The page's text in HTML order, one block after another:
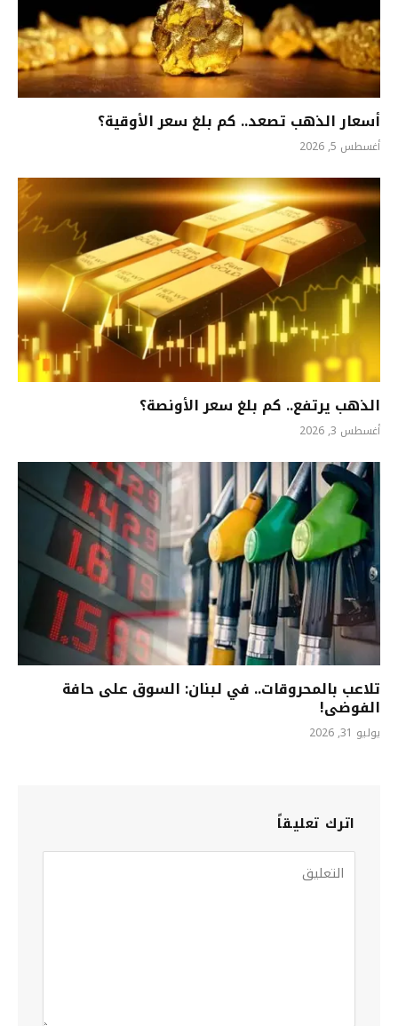
أسعار الذهب تصعد.. كم بلغ سعر الأوقية؟
أغسطس 5, 2026
الذهب يرتفع.. كم بلغ سعر الأونصة؟
أغسطس 3, 2026
تلاعب بالمحروقات.. في لبنان: السوق على حافة
الفوضى!
يوليو 31, 2026
اترك تعليقاً